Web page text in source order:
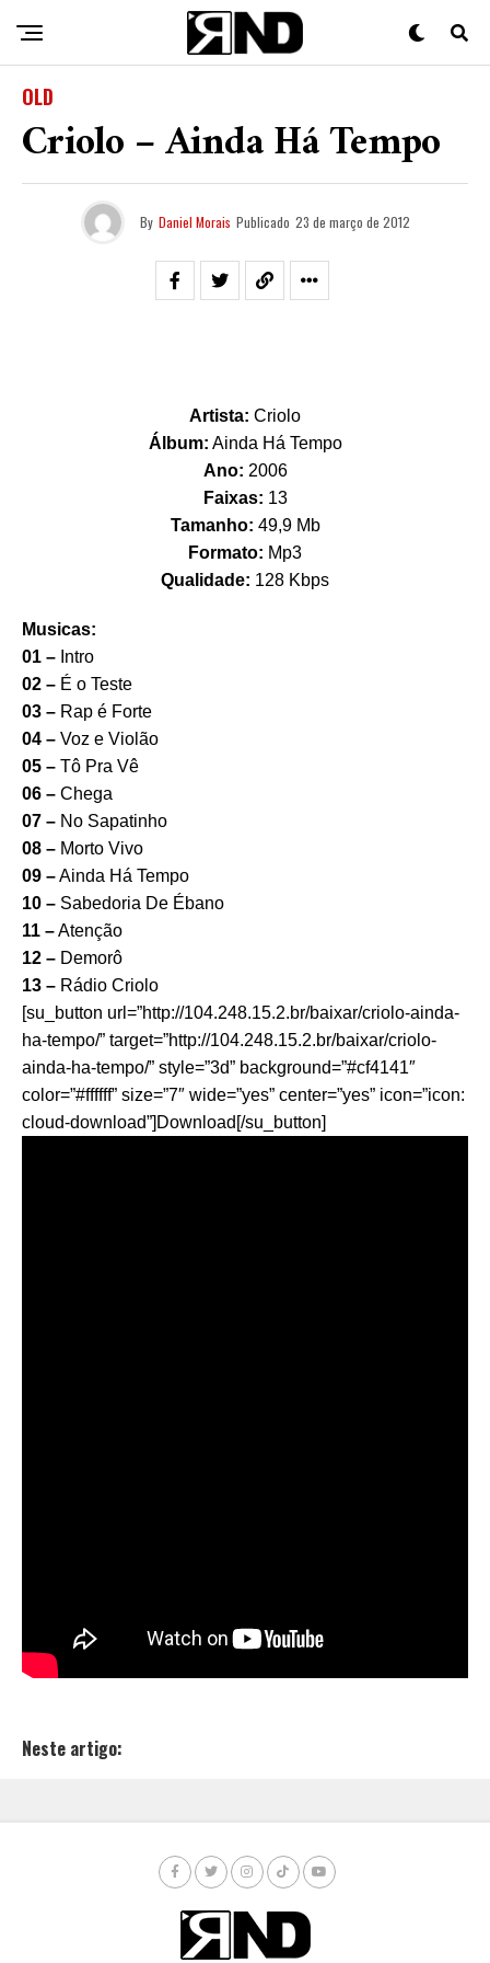
OLD
Criolo – Ainda Há Tempo
By Daniel Morais Publicado 23 de março de 2012
Artista: Criolo
Álbum: Ainda Há Tempo
Ano: 2006
Faixas: 13
Tamanho: 49,9 Mb
Formato: Mp3
Qualidade: 128 Kbps
Musicas:
01 – Intro
02 – É o Teste
03 – Rap é Forte
04 – Voz e Violão
05 – Tô Pra Vê
06 – Chega
07 – No Sapatinho
08 – Morto Vivo
09 –Ainda Há Tempo
10 – Sabedoria De Ébano
11 –Atenção
12 – Demorô
13 – Rádio Criolo
[su_button url=”http://104.248.15.2.br/baixar/criolo-ainda-
ha-tempo/” target=”http://104.248.15.2.br/baixar/criolo-
ainda-ha-tempo/” style=”3d” background=”#cf4141″
color=”#ffffff” size=”7″ wide=”yes” center=”yes” icon=”icon:
cloud-download”]Download[/su_button]
Neste artigo: